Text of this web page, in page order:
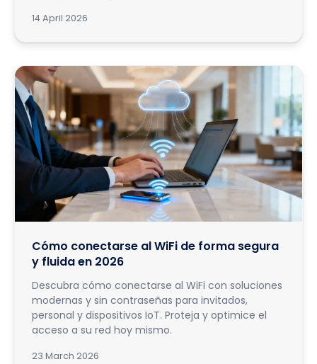
14 April 2026
Cómo conectarse al WiFi de forma segura
y fluida en 2026
Descubra cómo conectarse al WiFi con soluciones
modernas y sin contraseñas para invitados,
personal y dispositivos IoT. Proteja y optimice el
acceso a su red hoy mismo.
23 March 2026